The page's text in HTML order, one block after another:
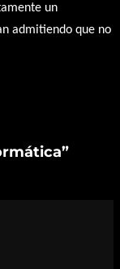
un
admitiendo que no